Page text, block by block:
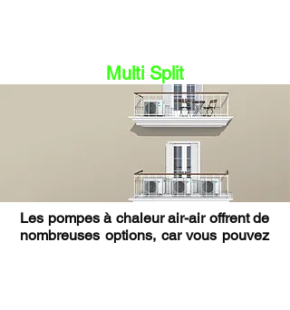
Multi Split
Les pompes à chaleur air-air offrent de
nombreuses options, car vous pouvez